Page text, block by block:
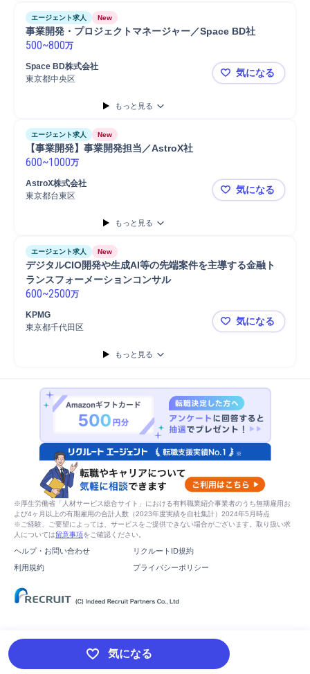
エージェント求人 New
事業開発・プロジェクトマネージャー／Space BD社
500~800万
Space BD株式会社
東京都中央区
事業開発・
気になる
もっと見る
エージェント求人 New
【事業開発】事業開発担当／AstroX社
600~1000万
AstroX株式会社
東京都台東区
【事業開発
気になる
もっと見る
エージェント求人 New
デジタルCIO開発や生成AI等の先端案件を主導する金融ト
ランスフォーメーションコンサル
600~2500万
KPMG
東京都千代田区
デジタル
気になる
もっと見る
気になる
※厚生労働省「人材サービス総合サイト」における有料職業紹介事業者のうち無期雇用お
よび4ヶ月以上の有期雇用の合計人数（2023年度実績を自社集計）2024年5月時点
※ご経験、ご要望によっては、サービスをご提供できない場合がございます。取り扱い求
人については留意事項をご確認ください。
ヘルプ・お問い合わせ
リクルートID規約
利用規約
プライバシーポリシー